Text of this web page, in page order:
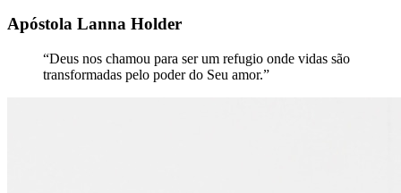
Apóstola Lanna Holder
“Deus nos chamou para ser um refugio onde vidas são
transformadas pelo poder do Seu amor.”